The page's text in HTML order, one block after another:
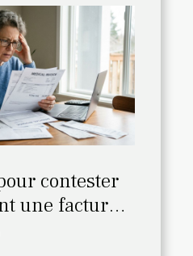
contester
une facture